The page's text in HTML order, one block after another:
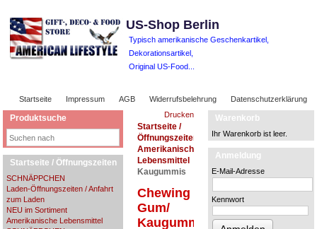
US-Shop Berlin
Typisch amerikanische Geschenkartikel,
Dekorationsartikel,
Original US-Food...
Startseite Impressum AGB Widerrufsbelehrung Datenschutzerklärung
Produktsuche
Startseite / Öffnungszeiten
SCHNÄPPCHEN
Laden-Öffnungszeiten / Anfahrt
zum Laden
NEU im Sortiment
Amerikanische Lebensmittel
Warenkorb
Ihr Warenkorb ist leer.
Anmeldung
E-Mail-Adresse
Kennwort
Drucken
Startseite /
Öffnungszeiten
Amerikanische
Lebensmittel
Kaugummis
Chewing
Gum/
Kaugummis